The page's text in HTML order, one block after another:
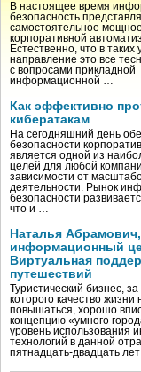
В настоящее время
безопасность
самостоятельное
корпоративной
Естественно, что в таких
направление это все
с вопросами прикладной
информационной …
Как эффективно
кибератакам
На сегодняшний день
безопасности
является одной из
целей для любой
зависимости от
деятельности. Рынок
безопасности
что и …
Наталья
информационный
Виртуальная
путешествий
Туристический бизнес, за
которого качество
повышаться, хорошо
концепцию «умного
уровень использования
технологий в данной
пятнадцать-двадцать лет